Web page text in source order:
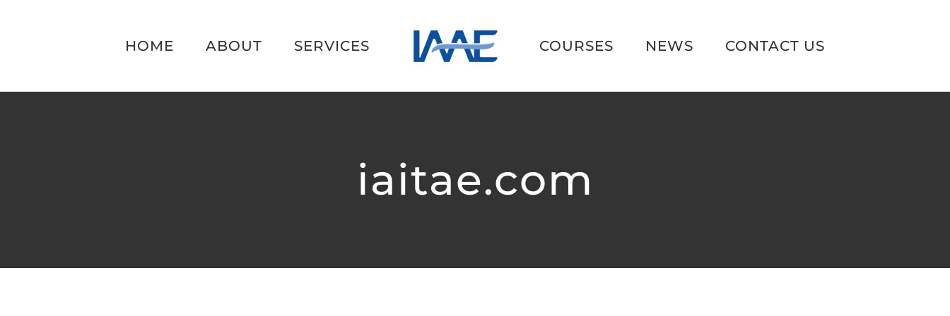
HOME ABOUT SERVICES COURSES NEWS CONTACT US
iaitae.com